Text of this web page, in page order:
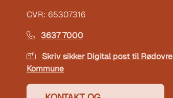
CVR: 65307316
3637 7000
Skriv sikker Digital post til Rødovre
Kommune